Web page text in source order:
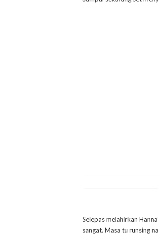
Selepas melahirkan
sangat. Masa tu runsing